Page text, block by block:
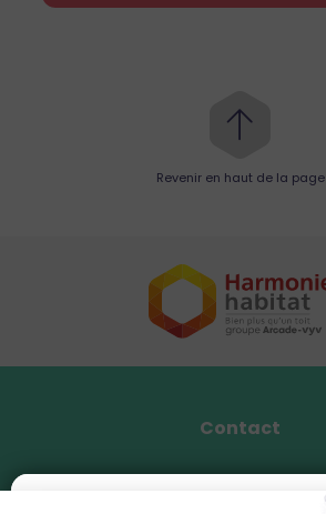
Revenir en haut de la page
Contact